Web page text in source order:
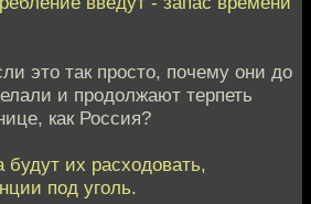
это так просто, почему они до
и продолжают терпеть
как Россия?
будут их расходовать,
под уголь.